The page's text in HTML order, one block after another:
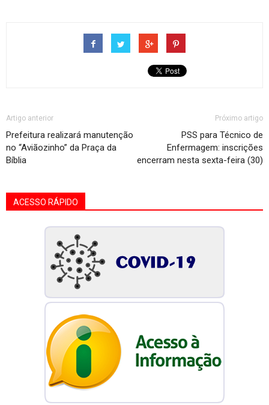
Artigo anterior
Prefeitura realizará manutenção
no “Aviãozinho” da Praça da
Bíblia
Próximo artigo
PSS para Técnico de
Enfermagem: inscrições
encerram nesta sexta-feira (30)
ACESSO RÁPIDO